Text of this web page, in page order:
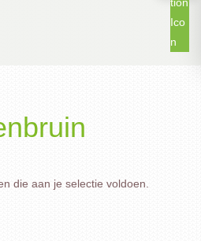
die aan je selectie voldoen.